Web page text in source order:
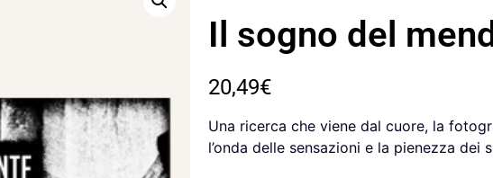
Il sogno del
20,49€
Una ricerca che viene dal cuore, la
l’onda delle sensazioni e la pienezza dei